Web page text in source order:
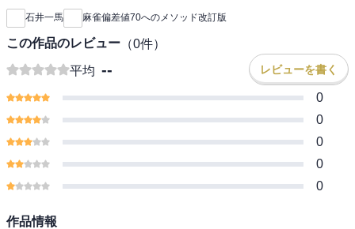
編集部公認の戦術書。
・迷ったらリーチ
・端受けよりも強い「赤受け」
・リーチはクイタンより強し
・チートイツという役はない
・1本場1500は好形重視
・ラス確しろ
石井一馬 麻雀偏差値70へのメソッド改訂版
この作品のレビュー （0件）
平均 -- レビューを書く
0
0
0
0
0
作品情報